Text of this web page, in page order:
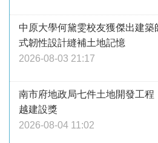
中原大學何黛雯校友獲傑出建
式韌性設計縫補土地記憶
2026-08-03 21:17
南市府地政局七件土地開發工
越建設獎
2026-08-04 11:02